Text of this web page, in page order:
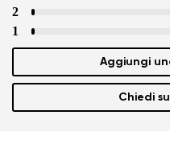
2
1
Aggiungi
Chiedi